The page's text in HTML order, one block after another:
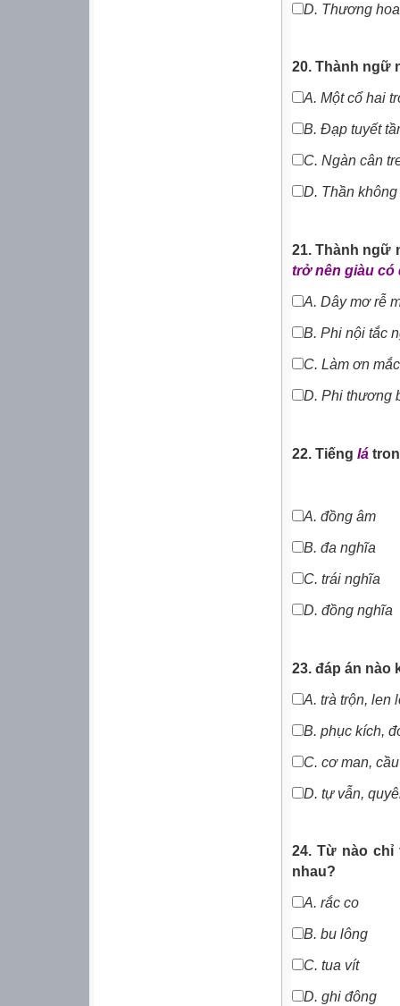
D. Thương
20. Thành ngữ
A. Một cổ hai
B. Đạp tuyết
C. Ngàn cân
D. Thần
21. Thành ngữ
trở nên giàu có
A. Dây mơ rễ
B. Phi nội tắc
C. Làm ơn
D. Phi thương
22. Tiếng lá
A. đồng âm
B. đa nghĩa
C. trái nghĩa
D. đồng nghĩa
23. đáp án nào
A. trà trộn, len
B. phục kích,
C. cơ man,
D. tự vẫn,
24. Từ nào
nhau?
A. rắc co
B. bu lông
C. tua vít
D. ghi đông